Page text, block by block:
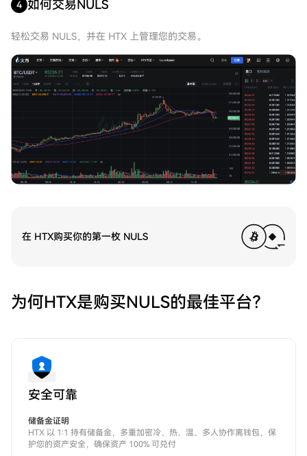
4 如何交易NULS
轻松交易 NULS，并在 HTX 上管理您的交易。
在 HTX购买你的第一枚 NULS
为何HTX是购买NULS的最佳平台？
安全可靠
储备金证明
HTX 以 1:1 持有储备金，多重加密冷、热、温、多人协作离钱包，保
护您的资产安全，确保资产 100% 可兑付